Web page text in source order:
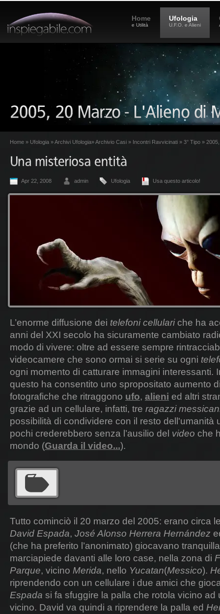
Home
e Utilità
Ufologia
U.F.O. e Alieni
Home » Ufologia »Archivi Ufologia»Archivio Casi » Incontri Ravvicinati » 3° Tipo »
Apr 22, 2008 admin Ufologia Usa questo articolo!
L’enorme diffusione dei telefoni cellulariche ha
anni del XXI secolo ha sicuramente cambiato
modo di vivere: oltre ad essere sempre
videocamere che sono ormai si serie su ogni
ogni momento di catturare immagini interessanti.
questo ha consentito uno spropositato aumento
fotografiche che ritraggono ufo, alieni ed altri
grazie ad un cellulare, infatti, tre ragazzi
possibilità di condividere con il resto dell'umanità
pochi crederebbero senza l’ausilio del video che
mondo (Guarda il video...).
Tutto cominciò il 20 marzo del 2005: erano circa
David Espada, José Alonso Herrera Hernández
(che ha preferito l’anonimato) giocavano
marciapiede davanti alle loro case, nella zona di
Parque, vicino Merida, nello Yucatan(Messico).
riprendendo con un cellulare i due amici che
Espada si fa sfuggire la palla che rotola vicino ad
vicino. David va quindi a riprendere la palla ed